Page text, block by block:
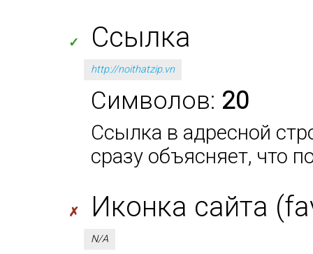
✓ Ссылка
http://noithatzip.vn
Символов: 20
Ссылка в адресной
сразу объясняет, что
✗ Иконка сайта
N/A